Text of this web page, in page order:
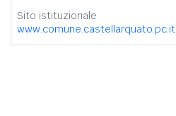
Sito istituzionale
www.comune.castellarquato.pc.it